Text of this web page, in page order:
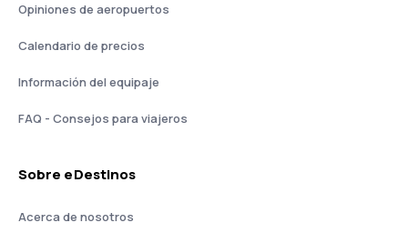
Opiniones de aeropuertos
Calendario de precios
Información del equipaje
FAQ - Consejos para viajeros
Sobre eDestinos
Acerca de nosotros